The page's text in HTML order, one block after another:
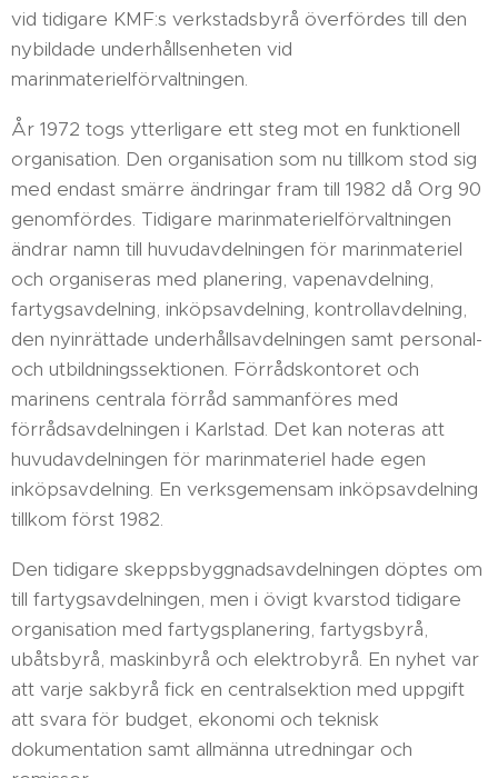
vid tidigare KMF:s verkstadsbyrå överfördes till den
nybildade underhållsenheten vid
marinmaterielförvaltningen.
År 1972 togs ytterligare ett steg mot en funktionell
organisation. Den organisation som nu tillkom stod sig
med endast smärre ändringar fram till 1982 då Org 90
genomfördes. Tidigare marinmaterielförvaltningen
ändrar namn till huvudavdelningen för marinmateriel
och organiseras med planering, vapenavdelning,
fartygsavdelning, inköpsavdelning, kontrollavdelning,
den nyinrättade underhållsavdelningen samt personal-
och utbildningssektionen. Förrådskontoret och
marinens centrala förråd sammanföres med
förrådsavdelningen i Karlstad. Det kan noteras att
huvudavdelningen för marinmateriel hade egen
inköpsavdelning. En verksgemensam inköpsavdelning
tillkom först 1982.
Den tidigare skeppsbyggnadsavdelningen döptes om
till fartygsavdelningen, men i övigt kvarstod tidigare
organisation med fartygsplanering, fartygsbyrå,
ubåtsbyrå, maskinbyrå och elektrobyrå. En nyhet var
att varje sakbyrå fick en centralsektion med uppgift
att svara för budget, ekonomi och teknisk
dokumentation samt allmänna utredningar och